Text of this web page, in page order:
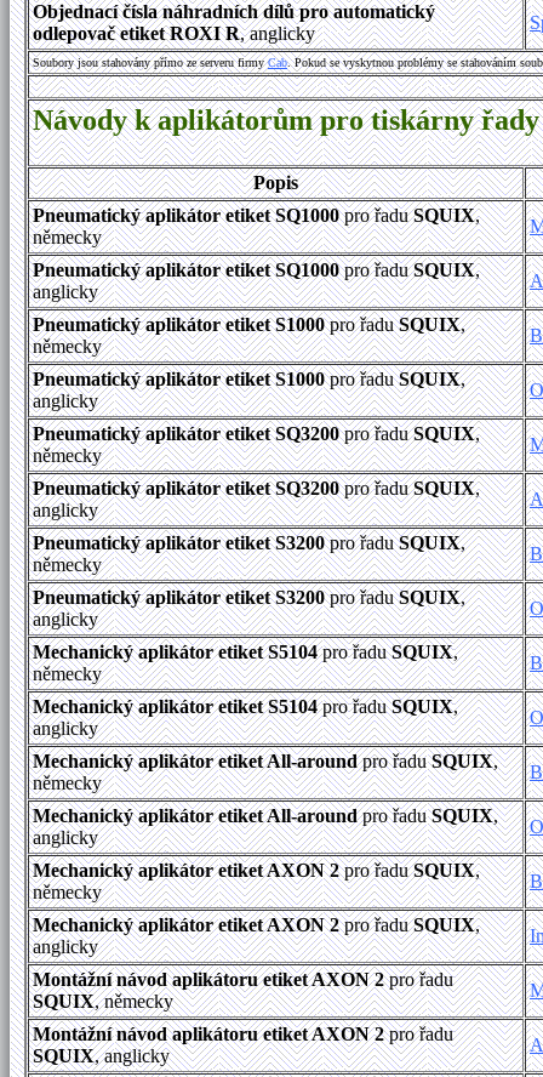
Objednací čísla náhradních dílů pro automatický
odlepovač etiket ROXI R, anglicky
Soubory jsou stahovány přímo ze serveru firmyCab. Pokud se vyskytnou problémy se stahováním
Návody k aplikátorům pro tiskárny
Popis
Pneumatický aplikátor etiket SQ1000pro řaduSQUIX,
německy
Pneumatický aplikátor etiket SQ1000pro řaduSQUIX,
anglicky
Pneumatický aplikátor etiket S1000pro řaduSQUIX,
německy
Pneumatický aplikátor etiket S1000pro řaduSQUIX,
anglicky
Pneumatický aplikátor etiket SQ3200pro řaduSQUIX,
německy
Pneumatický aplikátor etiket SQ3200pro řaduSQUIX,
anglicky
Pneumatický aplikátor etiket S3200pro řaduSQUIX,
německy
Pneumatický aplikátor etiket S3200pro řaduSQUIX,
anglicky
Mechanický aplikátor etiket S5104pro řaduSQUIX,
německy
Mechanický aplikátor etiket S5104pro řaduSQUIX,
anglicky
Mechanický aplikátor etiket All-aroundpro řaduSQUIX,
německy
Mechanický aplikátor etiket All-aroundpro řaduSQUIX,
anglicky
Mechanický aplikátor etiket AXON 2pro řaduSQUIX,
německy
Mechanický aplikátor etiket AXON 2pro řaduSQUIX,
anglicky
Montážní návod aplikátoru etiket AXON 2pro řadu
SQUIX, německy
Montážní návod aplikátoru etiket AXON 2pro řadu
SQUIX, anglicky